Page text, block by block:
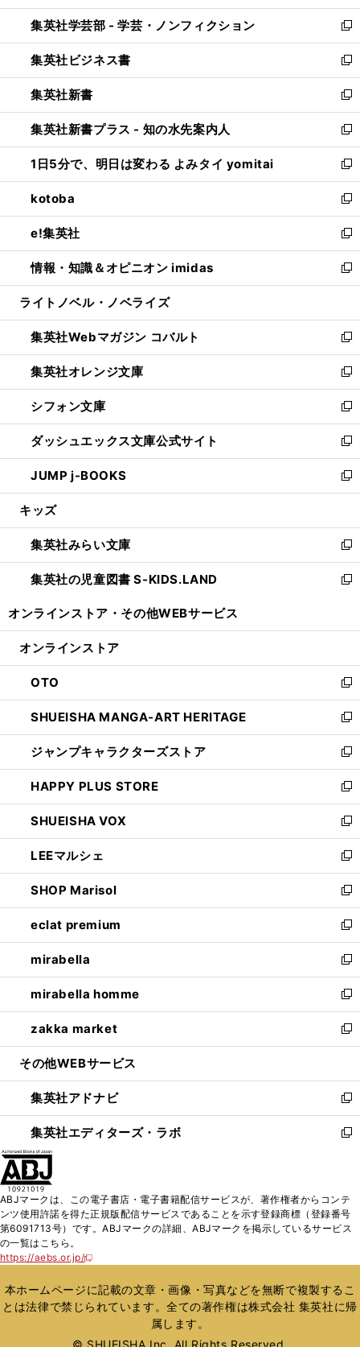
開
く
ウ
で
開
く
ン
ド
ウ
で
開
く
ウ
ィ
ン
ド
ウ
で
開
く
集英社学芸部 - 学芸・ノンフィクション
新
し
い
ウ
ィ
ン
ド
ウ
で
開
く
集英社ビジネス書
新
し
い
ウ
ィ
ン
ド
ウ
で
開
く
集英社新書
新
し
い
ウ
ィ
ン
ド
ウ
で
開
く
集英社新書プラス - 知の水先案内人
新
し
い
ウ
ィ
ン
ド
ウ
で
開
1日5分で、明日は変わる よみタイ yomitai
新
し
い
ウ
ィ
ン
ド
ウ
開
く
kotoba
新
し
い
ウ
ィ
ン
ウ
で
開
く
e!集英社
新
し
い
ウ
ン
ド
ウ
で
開
く
情報・知識＆オピニオン imidas
新
し
ウ
ィ
ン
ド
ウ
で
開
く
ライトノベル・ノベライズ
集英社Webマガジン コバルト
新
し
い
ウ
ィ
ン
ド
ウ
で
開
集英社オレンジ文庫
新
し
い
ウ
ィ
ン
ド
ウ
開
く
シフォン文庫
新
し
い
ウ
ィ
ン
ウ
で
開
く
ダッシュエックス文庫公式サイト
新
し
い
ウ
ン
ド
ウ
で
JUMP j-BOOKS
新
し
ウ
ィ
ン
ド
開
キッズ
集英社みらい文庫
新
し
い
ン
ウ
で
開
く
集英社の児童図書 S-KIDS.LAND
新
ウ
ン
ド
ウ
で
開
く
オンラインストア・ その他WEBサービス
オンラインストア
OTO
新
し
い
ウ
ィ
ン
ド
ウ
で
開
く
SHUEISHA MANGA-ART HERITAGE
新
し
い
ウ
ィ
ン
ド
ウ
で
開
く
ジャンプキャラクターズストア
新
し
い
ウ
ィ
ン
ド
ウ
で
開
く
HAPPY PLUS STORE
新
し
い
ウ
ィ
ン
ド
ウ
で
開
く
SHUEISHA VOX
新
し
い
ウ
ィ
ン
ド
ウ
で
開
く
LEEマルシェ
新
し
い
ウ
ィ
ン
ド
ウ
で
開
く
SHOP Marisol
新
し
い
ウ
ィ
ン
ド
ウ
で
開
eclat premium
新
し
い
ウ
ィ
ン
ド
ウ
開
く
mirabella
新
し
い
ウ
ィ
ン
ウ
で
開
く
mirabella homme
新
し
い
ウ
ン
ド
ウ
で
zakka market
新
し
ウ
ィ
ン
ド
く
その他WEBサービス
集英社アドナビ
新
し
い
ド
ウ
で
集英社エディターズ・ラボ
新
ィ
ン
ド
開
く
ABJマークは、この電子書店・電子書籍配信サービスが、著作権者からコンテ
ンツ使用許諾を得た正規版配信サービスであることを示す登録商標（登録番号
第6091713号）です。ABJマークの詳細、ABJマークを掲示しているサービス
の一覧はこちら。
https://aebs.or.jp/
新
い
ウ
ィ
本ホームページに記載の文章・画像・写真などを無断で複製するこ
とは法律で禁じられています。全ての著作権は株式会社 集英社に帰
属します。